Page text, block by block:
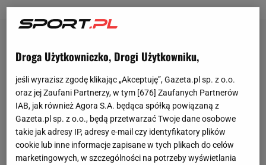
Droga Użytkowniczko, Drogi Użytkowniku,
jeśli wyrazisz zgodę klikając „Akceptuję”, Gazeta.pl sp. z o.o.
oraz jej Zaufani Partnerzy, w tym [676] Zaufanych Partnerów
IAB, jak również Agora S.A. będąca spółką powiązaną z
Gazeta.pl sp. z o.o., będą przetwarzać Twoje dane osobowe
takie jak adresy IP, adresy e-mail czy identyfikatory plików
cookie lub inne informacje zapisane w tych plikach do celów
marketingowych, w szczególności na potrzeby wyświetlania